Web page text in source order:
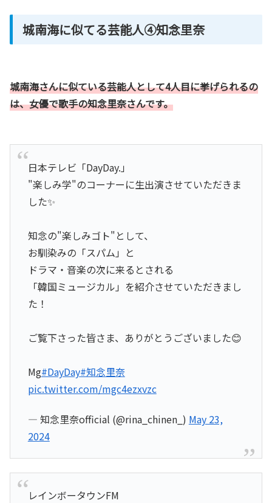
城南海に似てる芸能人④知念里奈
城南海さんに似ている芸能人として4人目に挙げられるの
は、女優で歌手の知念里奈さんです。
日本テレビ「DayDay.」
"楽しみ学"のコーナーに生出演させていただきま
した✨
知念の"楽しみゴト"として、
お馴染みの「スパム」と
ドラマ・音楽の次に来るとされる
「韓国ミュージカル」を紹介させていただきまし
た！
ご覧下さった皆さま、ありがとうございました😊
Mg#DayDay#知念里奈
pic.twitter.com/mgc4ezxvzc
— 知念里奈official (@rina_chinen_) May 23,
2024
レインボータウンFM